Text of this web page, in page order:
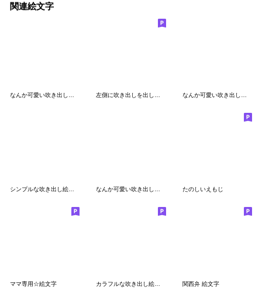
関連絵文字
シンプルな吹き出し絵文字(病気) なんか可愛い吹き出し絵文字(文頭2) たのしいえもじ
ママ専用☆絵文字 関西弁 絵文字